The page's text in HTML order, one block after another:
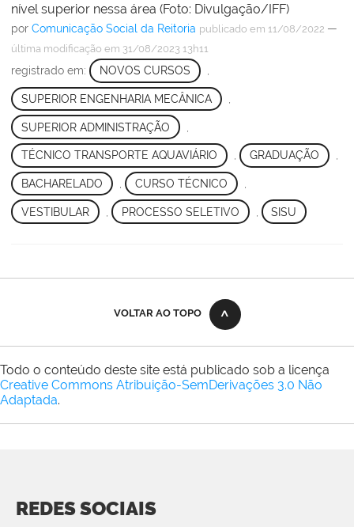
nível superior nessa área (Foto: Divulgação/IFF)
por Comunicação Social da Reitoria publicado em 11/08/2022 —
última modificação em 31/08/2023 13h11
registrado em: NOVOS CURSOS ,
SUPERIOR ENGENHARIA MECÂNICA
SUPERIOR ADMINISTRAÇÃO
TÉCNICO TRANSPORTE AQUAVIÁRIO , GRADUAÇÃO ,
BACHARELADO CURSO TÉCNICO
VESTIBULAR PROCESSO SELETIVO SISU
VOLTAR AO TOPO
Todo o conteúdo deste site está publicado sob a licença
Creative Commons Atribuição-SemDerivações 3.0 Não
Adaptada.
REDES SOCIAIS